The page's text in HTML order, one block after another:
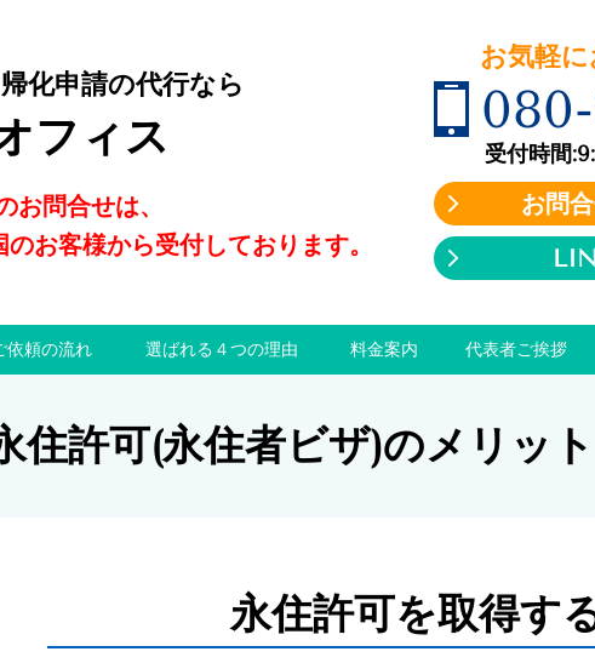
化申請の代行なら
フィス
問合せは、
客様から受付しております。
お気軽に
受付時間
お問
依頼の流れ 選ばれる４つの理由 料金案内 代表者ご挨拶
住許可(永住者ビザ)のメリット
永住許可を取得す